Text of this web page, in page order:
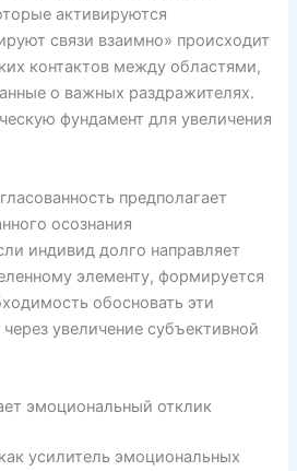
активируются
связи взаимно» происходит
контактов между областями,
о важных раздражителях.
фундамент для увеличения
предполагает
осознания
индивид долго направляет
элементу, формируется
обосновать эти
увеличение субъективной
эмоциональный отклик
усилитель эмоциональных